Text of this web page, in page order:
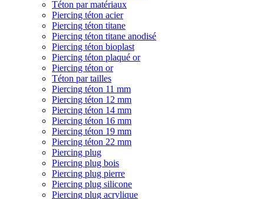
Téton par matériaux
Piercing téton acier
Piercing téton titane
Piercing téton titane anodisé
Piercing téton bioplast
Piercing téton plaqué or
Piercing téton or
Téton par tailles
Piercing téton 11 mm
Piercing téton 12 mm
Piercing téton 14 mm
Piercing téton 16 mm
Piercing téton 19 mm
Piercing téton 22 mm
Piercing plug
Piercing plug bois
Piercing plug pierre
Piercing plug silicone
Piercing plug acrylique